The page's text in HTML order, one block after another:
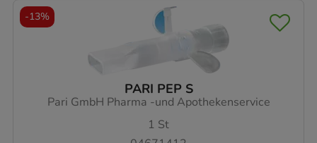
PARI PEP S
Pari GmbH Pharma -und Apothekenservice
1 St
-13%